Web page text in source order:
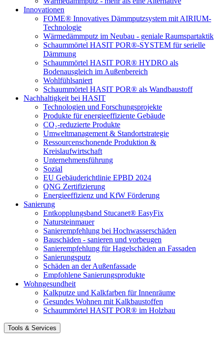
Innovationen
FOME® Innovatives Dämmputzsystem mit AIRIUM-
Technologie
Wärmedämmputz im Neubau - geniale Raumspartaktik
Schaummörtel HASIT POR®-SYSTEM für serielle
Dämmung
Schaummörtel HASIT POR® HYDRO als
Bodenausgleich im Außenbereich
Wohlfühlsaniert
Schaummörtel HASIT POR® als Wandbaustoff
Nachhaltigkeit bei HASIT
Technologien und Forschungsprojekte
Produkte für energieeffiziente Gebäude
CO₂-reduzierte Produkte
Umweltmanagement & Standortstrategie
Ressourcenschonende Produktion &
Kreislaufwirtschaft
Unternehmensführung
Sozial
EU Gebäuderichtlinie EPBD 2024
QNG Zertifizierung
Energieeffizienz und KfW Förderung
Sanierung
Entkopplungsband Stucanet® EasyFix
Natursteinmauer
Sanierempfehlung bei Hochwasserschäden
Bauschäden - sanieren und vorbeugen
Sanierempfehlung für Hagelschäden an Fassaden
Sanierungsputz
Schäden an der Außenfassade
Empfohlene Sanierungsprodukte
Wohngesundheit
Kalkputze und Kalkfarben für Innenräume
Gesundes Wohnen mit Kalkbaustoffen
Schaummörtel HASIT POR® im Holzbau
Tools & Services